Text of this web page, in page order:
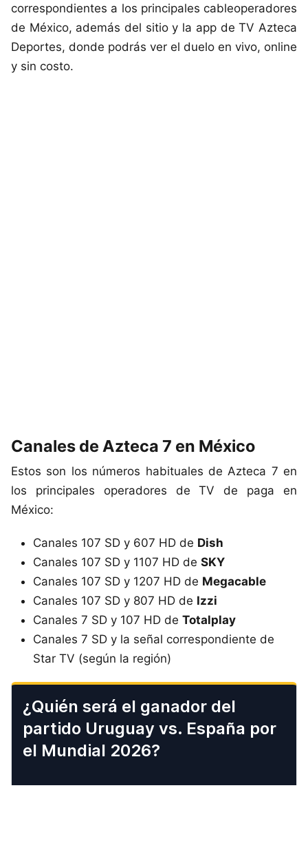
correspondientes a los principales cableoperadores
de México, además del sitio y la app de TV Azteca
Deportes, donde podrás ver el duelo en vivo, online
y sin costo.
Canales de Azteca 7 en México
Estos son los números habituales de Azteca 7 en
los principales operadores de TV de paga en
México:
Canales 107 SD y 607 HD de Dish
Canales 107 SD y 1107 HD de SKY
Canales 107 SD y 1207 HD de Megacable
Canales 107 SD y 807 HD de Izzi
Canales 7 SD y 107 HD de Totalplay
Canales 7 SD y la señal correspondiente de
Star TV (según la región)